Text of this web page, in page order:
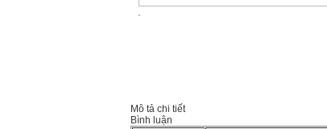
Mô tả chi tiết
Bình luận